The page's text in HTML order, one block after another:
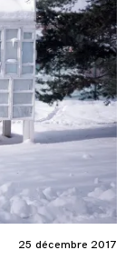
25 décembre 2017